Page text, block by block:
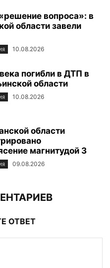
вопроса»: в
области завели
10.08.2026
погибли в ДТП в
области
10.08.2026
области
магнитудой 3
09.08.2026
ОТВЕТ